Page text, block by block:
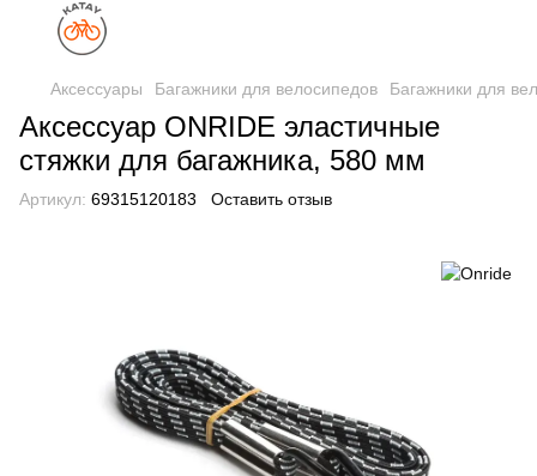
Аксессуары Багажники для велосипедов Багажники для
Аксессуар ONRIDE эластичные
стяжки для багажника, 580 мм
Артикул: 69315120183 Оставить отзыв